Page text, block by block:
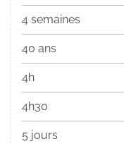
4 semaines
40 ans
4h
4h30
5 jours